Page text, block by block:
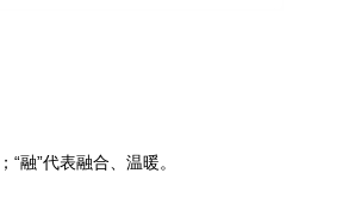
融”代表融合、温暖。